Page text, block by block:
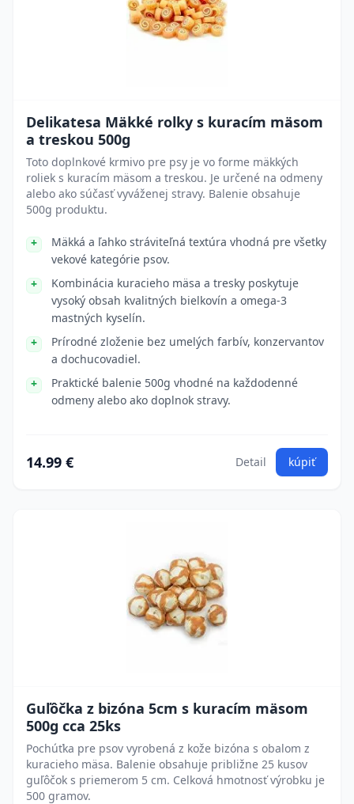
Delikatesa Mäkké rolky s kuracím mäsom
a treskou 500g
Toto doplnkové krmivo pre psy je vo forme mäkkých
roliek s kuracím mäsom a treskou. Je určené na odmeny
alebo ako súčasť vyváženej stravy. Balenie obsahuje
500g produktu.
Mäkká a ľahko stráviteľná textúra vhodná pre všetky
vekové kategórie psov.
Kombinácia kuracieho mäsa a tresky poskytuje
vysoký obsah kvalitných bielkovín a omega-3
mastných kyselín.
Prírodné zloženie bez umelých farbív, konzervantov
a dochucovadiel.
Praktické balenie 500g vhodné na každodenné
odmeny alebo ako doplnok stravy.
14.99 € Detail kúpiť
Guľôčka z bizóna 5cm s kuracím mäsom
500g cca 25ks
Pochúťka pre psov vyrobená z kože bizóna s obalom z
kuracieho mäsa. Balenie obsahuje približne 25 kusov
guľôčok s priemerom 5 cm. Celková hmotnosť výrobku je
500 gramov.